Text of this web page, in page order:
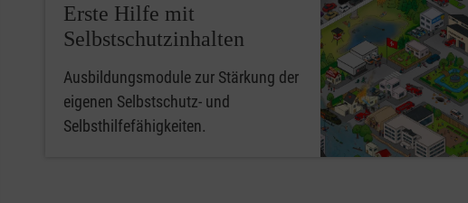
Erste Hilfe mit
Selbstschutzinhalten
Ausbildungsmodule zur Stärkung der
eigenen Selbstschutz- und
Selbsthilfefähigkeiten.